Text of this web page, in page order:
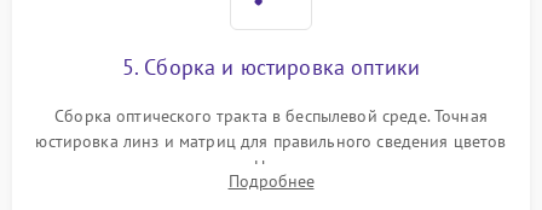
5. Сборка и юстировка оптики
Сборка оптического тракта в беспылевой среде. Точная
юстировка линз и матриц для правильного сведения цветов
и устранения размытия. Надежное подключение всех
шлейфов, установка датчиков и закрытие корпуса
Подробнее